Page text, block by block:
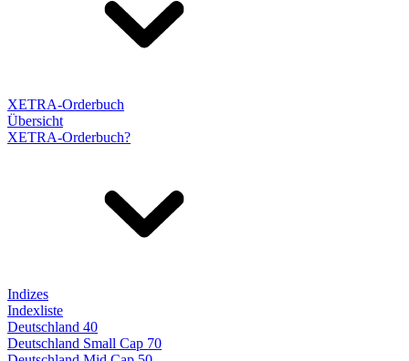
XETRA-Orderbuch
Übersicht
XETRA-Orderbuch?
Indizes
Indexliste
Deutschland 40
Deutschland Small Cap 70